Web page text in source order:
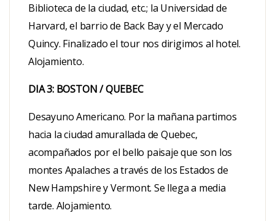
Biblioteca de la ciudad, etc.; la Universidad de
Harvard, el barrio de Back Bay y el Mercado
Quincy. Finalizado el tour nos dirigimos al hotel.
Alojamiento.
DIA 3: BOSTON / QUEBEC
Desayuno Americano. Por la mañana partimos
hacia la ciudad amurallada de Quebec,
acompañados por el bello paisaje que son los
montes Apalaches a través de los Estados de
New Hampshire y Vermont. Se llega a media
tarde. Alojamiento.